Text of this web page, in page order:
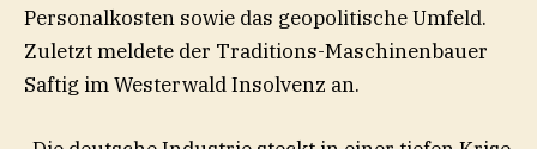
Personalkosten sowie das geopolitische Umfeld.
Zuletzt meldete der Traditions-Maschinenbauer
Saftig im Westerwald Insolvenz an.